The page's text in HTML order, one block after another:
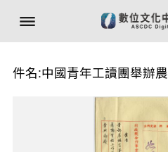
件名:中國青年工讀團舉辦